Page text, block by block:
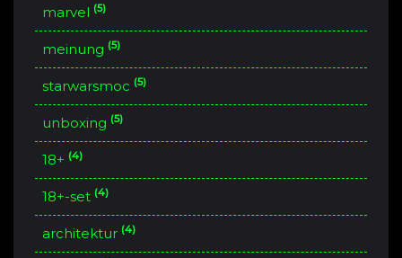
marvel (5)
meinung (5)
starwarsmoc (5)
unboxing (5)
18+ (4)
18+-set (4)
architektur (4)